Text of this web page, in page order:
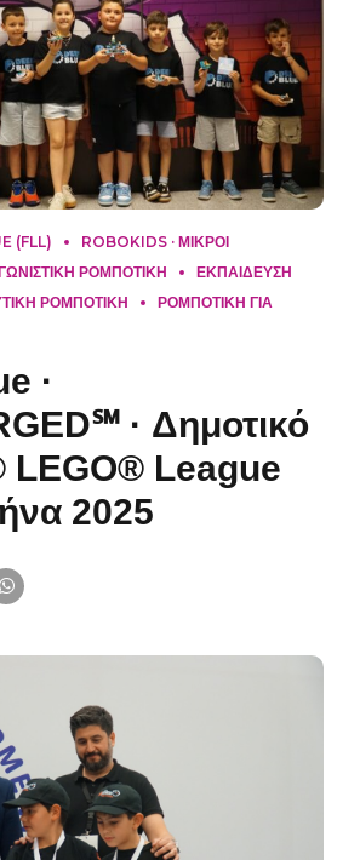
(FLL)
ROBOKIDS · ΜΙΚΡΟΙ
ΡΟΜΠΟΤΙΚΗ
ΕΚΠΑΙΔΕΥΣΗ
ΡΟΜΠΟΤΙΚΗ
ΡΟΜΠΟΤΙΚΗ ΓΙΑ
·
· Δημοτικό
LEGO® League
2025